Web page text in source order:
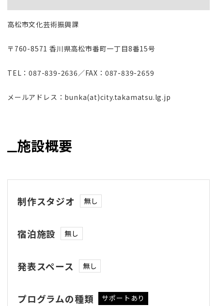
高松市文化芸術振興課
〒760-8571 香川県高松市番町一丁目8番15号
TEL：087-839-2636／FAX：087-839-2659
メールアドレス：bunka(at)city.takamatsu.lg.jp
施設概要
制作スタジオ 無し
宿泊施設 無し
発表スペース 無し
プログラムの種類 サポートあり